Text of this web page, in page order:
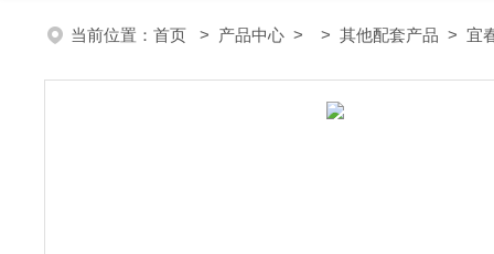
当前位置： 首页 > 产品中心 > > 其他配套产品 > 宜